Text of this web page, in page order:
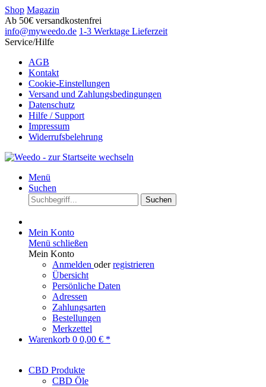
Shop Magazin
Ab 50€ versandkostenfrei
info@myweedo.de 1-3 Werktage Lieferzeit
Service/Hilfe
AGB
Kontakt
Cookie-Einstellungen
Versand und Zahlungsbedingungen
Datenschutz
Hilfe / Support
Impressum
Widerrufsbelehrung
Menü
Suchen
Suchen
Mein Konto
Menü schließen
Mein Konto
Anmelden oderregistrieren
Übersicht
Persönliche Daten
Adressen
Zahlungsarten
Bestellungen
Merkzettel
Warenkorb 0 0,00 € *
CBD Produkte
CBD Öle